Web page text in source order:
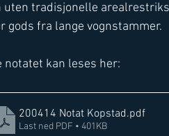
uten tradisjonelle
gods fra lange vognstammer.
notatet kan leses her:
200414 Notat Kopstad.pdf
Last ned PDF • 401KB